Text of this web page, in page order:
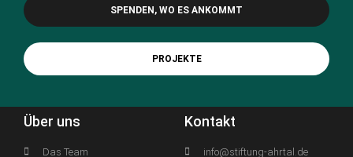
SPENDEN, WO ES ANKOMMT
PROJEKTE
Über uns
Das Team
Kontakt
info@stiftung-ahrtal.de